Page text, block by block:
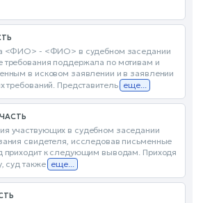
<ФИО> - <ФИО> в судебном заседании
требования поддержала по мотивам и
в исковом заявлении и в заявлении
требований. Представитель еще...
участвующих в судебном заседании
свидетеля, исследовав письменные
приходит к следующим выводам. Приходя
суд также еще...